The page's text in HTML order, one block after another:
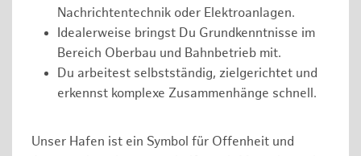
Nachrichtentechnik oder Elektroanlagen.
Idealerweise bringst Du Grundkenntnisse im
Bereich Oberbau und Bahnbetrieb mit.
Du arbeitest selbstständig, zielgerichtet und
erkennst komplexe Zusammenhänge schnell.
Unser Hafen ist ein Symbol für Offenheit und